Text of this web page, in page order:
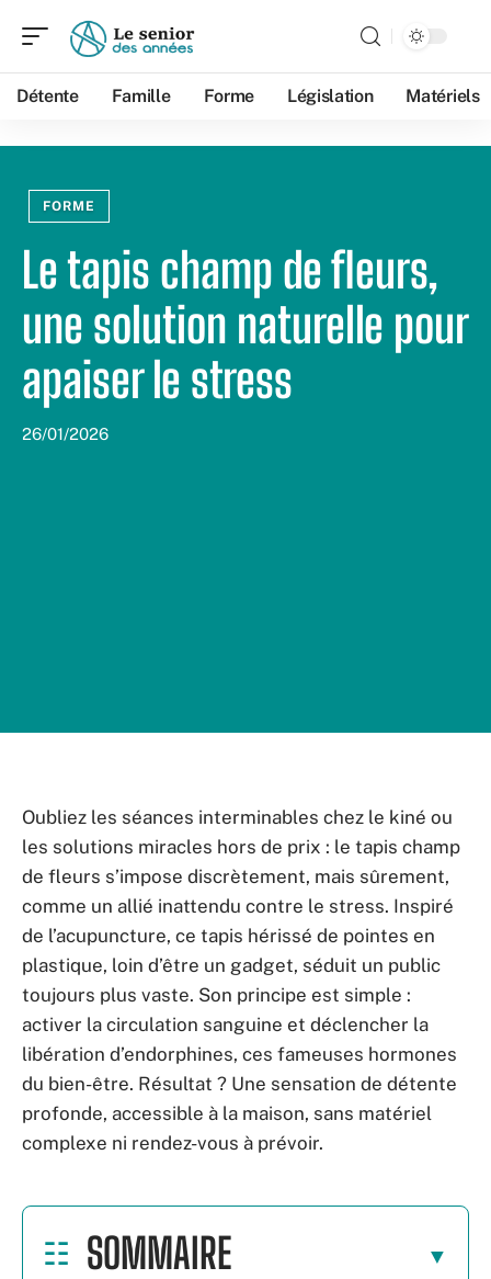
Détente Famille Forme Législation Matériels
FORME
Le tapis champ de fleurs,
une solution naturelle pour
apaiser le stress
26/01/2026
Oubliez les séances interminables chez le kiné ou
les solutions miracles hors de prix : le tapis champ
de fleurs s’impose discrètement, mais sûrement,
comme un allié inattendu contre le stress. Inspiré
de l’acupuncture, ce tapis hérissé de pointes en
plastique, loin d’être un gadget, séduit un public
toujours plus vaste. Son principe est simple :
activer la circulation sanguine et déclencher la
libération d’endorphines, ces fameuses hormones
du bien-être. Résultat ? Une sensation de détente
profonde, accessible à la maison, sans matériel
complexe ni rendez-vous à prévoir.
SOMMAIRE